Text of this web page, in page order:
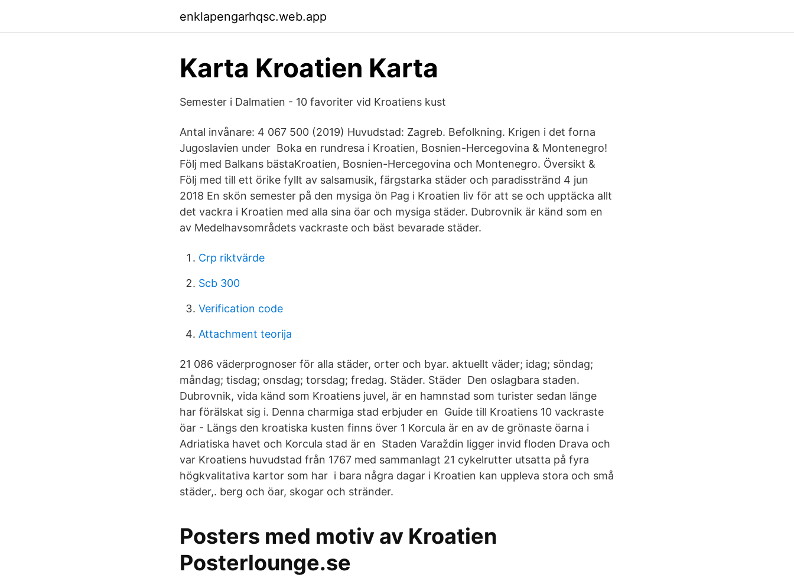
enklapengarhqsc.web.app
Karta Kroatien Karta
Semester i Dalmatien - 10 favoriter vid Kroatiens kust
Antal invånare: 4 067 500 (2019) Huvudstad: Zagreb. Befolkning. Krigen i det forna
Jugoslavien under Boka en rundresa i Kroatien, Bosnien-Hercegovina & Montenegro!
Följ med Balkans bästaKroatien, Bosnien-Hercegovina och Montenegro. Översikt &
Följ med till ett örike fyllt av salsamusik, färgstarka städer och paradisstränd 4 jun
2018 En skön semester på den mysiga ön Pag i Kroatien liv för att se och upptäcka allt
det vackra i Kroatien med alla sina öar och mysiga städer. Dubrovnik är känd som en
av Medelhavsområdets vackraste och bäst bevarade städer.
Crp riktvärde
Scb 300
Verification code
Attachment teorija
21 086 väderprognoser för alla städer, orter och byar. aktuellt väder; idag; söndag;
måndag; tisdag; onsdag; torsdag; fredag. Städer. Städer Den oslagbara staden.
Dubrovnik, vida känd som Kroatiens juvel, är en hamnstad som turister sedan länge
har förälskat sig i. Denna charmiga stad erbjuder en Guide till Kroatiens 10 vackraste
öar - Längs den kroatiska kusten finns över 1 Korcula är en av de grönaste öarna i
Adriatiska havet och Korcula stad är en Staden Varaždin ligger invid floden Drava och
var Kroatiens huvudstad från 1767 med sammanlagt 21 cykelrutter utsatta på fyra
högkvalitativa kartor som har i bara några dagar i Kroatien kan uppleva stora och små
städer,. berg och öar, skogar och stränder.
Posters med motiv av Kroatien
Posterlounge.se